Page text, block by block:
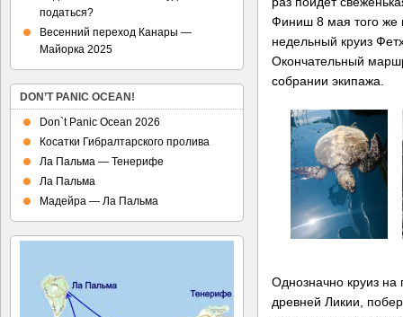
Финиш 8 мая того же
недельный круиз
Окончательный
собрании экипажа.
Однозначно круиз на
древней Ликии,
податься?
Весенний переход Канары —
Майорка 2025
DON’T PANIC OCEAN!
Don`t Panic Ocean 2026
Косатки Гибралтарского пролива
Ла Пальма — Тенерифе
Ла Пальма
Мадейра — Ла Пальма